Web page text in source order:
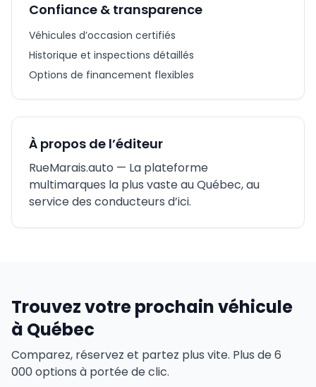
Confiance & transparence
Véhicules d’occasion certifiés
Historique et inspections détaillés
Options de financement flexibles
À propos de l’éditeur
RueMarais.auto — La plateforme
multimarques la plus vaste au Québec, au
service des conducteurs d’ici.
Trouvez votre prochain véhicule
à Québec
Comparez, réservez et partez plus vite. Plus de 6
000 options à portée de clic.